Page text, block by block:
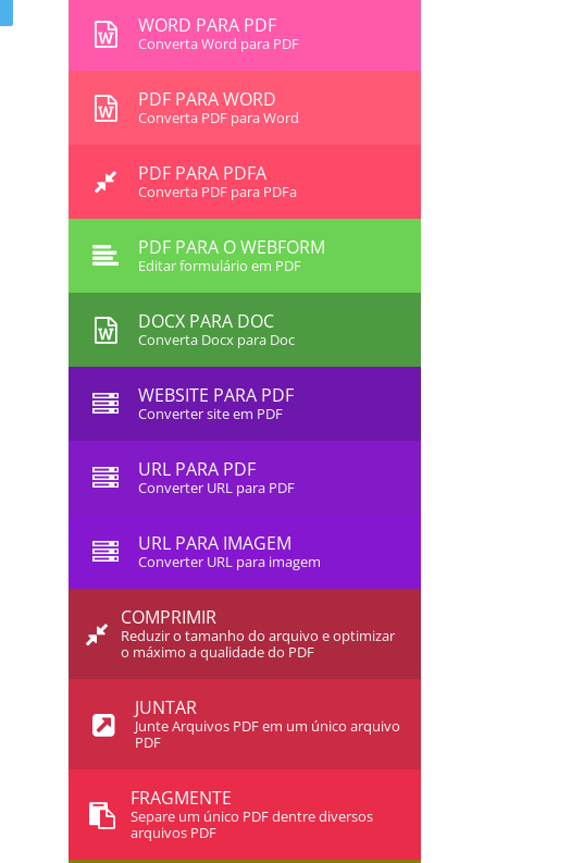
WORD PARA PDF
Converta Word para PDF
PDF PARA WORD
Converta PDF para Word
PDF PARA PDFA
Converta PDF para PDFa
PDF PARA O WEBFORM
Editar formulário em PDF
DOCX PARA DOC
Converta Docx para Doc
WEBSITE PARA PDF
Converter site em PDF
URL PARA PDF
Converter URL para PDF
URL PARA IMAGEM
Converter URL para imagem
COMPRIMIR
Reduzir o tamanho do arquivo e optimizar
o máximo a qualidade do PDF
JUNTAR
Junte Arquivos PDF em um único arquivo
PDF
FRAGMENTE
Separe um único PDF dentre diversos
arquivos PDF